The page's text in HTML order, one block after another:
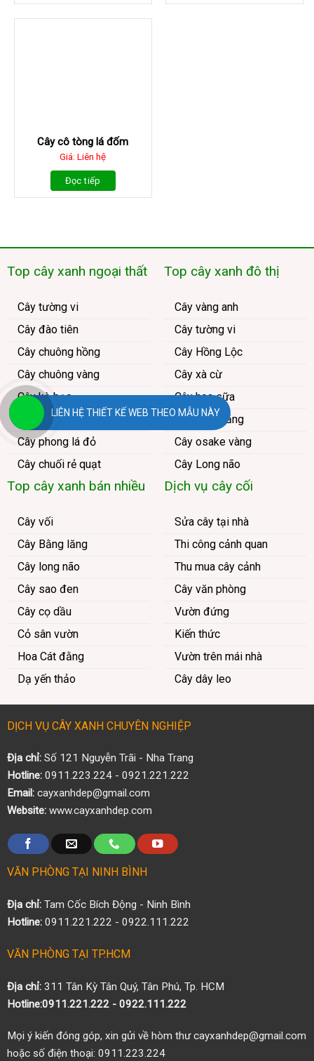
Cây cô tòng lá đốm
Giá: Liên hệ
Đọc tiếp
Top cây xanh ngoại thất
Cây tường vi
Cây đào tiên
Cây chuông hồng
Cây chuông vàng
Cây kè bạc
Cây ngọc lan
Cây phong lá đỏ
Cây chuối rẻ quạt
Top cây xanh đô thị
Cây vàng anh
Cây tường vi
Cây Hồng Lộc
Cây xà cừ
Cây hoa sữa
Cây bằng lăng
Cây osake vàng
Cây Long não
Top cây xanh bán nhiều
Cây vối
Cây Bằng lăng
Cây long não
Cây sao đen
Cây cọ dầu
Cỏ sân vườn
Hoa Cát đằng
Dạ yến thảo
Dịch vụ cây cối
Sửa cây tại nhà
Thi công cảnh quan
Thu mua cây cảnh
Cây văn phòng
Vườn đứng
Kiến thức
Vườn trên mái nhà
Cây dây leo
DỊCH VỤ CÂY XANH CHUYÊN NGHIỆP
Địa chỉ:Số 121 Nguyễn Trãi - Nha Trang
Hotline:0911.223.224 - 0921.221.222
Email:cayxanhdep@gmail.com
Website:www.cayxanhdep.com
VĂN PHÒNG TẠI NINH BÌNH
Địa chỉ:Tam Cốc Bích Động - Ninh Bình
Hotline:0911.221.222 - 0922.111.222
VĂN PHÒNG TẠI TP.HCM
Địa chỉ:311 Tân Kỳ Tân Quý, Tân Phú, Tp. HCM
Hotline:0911.221.222 - 0922.111.222
Mọi ý kiến đóng góp, xin gửi về hòm thư cayxanhdep@gmail.com
hoặc số điện thoại: 0911.223.224
LIÊN HỆ THIẾT KẾ WEB THEO MẪU NÀY